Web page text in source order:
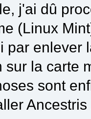
detected...
executed:
'./../platform/lib/nbexec' --
j'ai dû
(Linux
par enlever
sur la carte
sont